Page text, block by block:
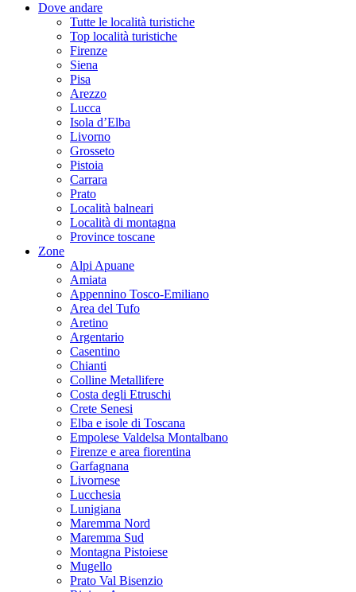
Dove andare
Tutte le località turistiche
Top località turistiche
Firenze
Siena
Pisa
Arezzo
Lucca
Isola d’Elba
Livorno
Grosseto
Pistoia
Carrara
Prato
Località balneari
Località di montagna
Province toscane
Zone
Alpi Apuane
Amiata
Appennino Tosco-Emiliano
Area del Tufo
Aretino
Argentario
Casentino
Chianti
Colline Metallifere
Costa degli Etruschi
Crete Senesi
Elba e isole di Toscana
Empolese Valdelsa Montalbano
Firenze e area fiorentina
Garfagnana
Livornese
Lucchesia
Lunigiana
Maremma Nord
Maremma Sud
Montagna Pistoiese
Mugello
Prato Val Bisenzio